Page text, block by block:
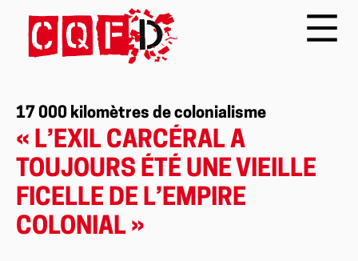
17 000 kilomètres de colonialisme
« L’EXIL CARCÉRAL A
TOUJOURS ÉTÉ UNE VIEILLE
FICELLE DE L’EMPIRE
COLONIAL »